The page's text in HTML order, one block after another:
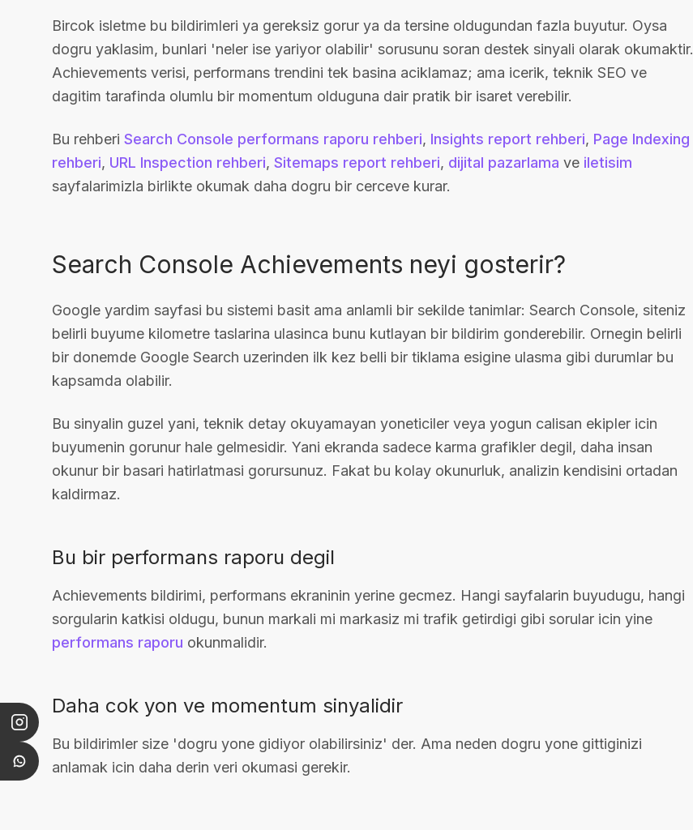
Bircok isletme bu bildirimleri ya gereksiz gorur ya da tersine oldugundan fazla buyutur. Oysa
dogru yaklasim, bunlari 'neler ise yariyor olabilir' sorusunu soran destek sinyali olarak okumaktir.
Achievements verisi, performans trendini tek basina aciklamaz; ama icerik, teknik SEO ve
dagitim tarafinda olumlu bir momentum olduguna dair pratik bir isaret verebilir.
Bu rehberi Search Console performans raporu rehberi, Insights report rehberi, Page Indexing
rehberi, URL Inspection rehberi, Sitemaps report rehberi, dijital pazarlama ve iletisim
sayfalarimizla birlikte okumak daha dogru bir cerceve kurar.
Search Console Achievements neyi gosterir?
Google yardim sayfasi bu sistemi basit ama anlamli bir sekilde tanimlar: Search Console, siteniz
belirli buyume kilometre taslarina ulasinca bunu kutlayan bir bildirim gonderebilir. Ornegin belirli
bir donemde Google Search uzerinden ilk kez belli bir tiklama esigine ulasma gibi durumlar bu
kapsamda olabilir.
Bu sinyalin guzel yani, teknik detay okuyamayan yoneticiler veya yogun calisan ekipler icin
buyumenin gorunur hale gelmesidir. Yani ekranda sadece karma grafikler degil, daha insan
okunur bir basari hatirlatmasi gorursunuz. Fakat bu kolay okunurluk, analizin kendisini ortadan
kaldirmaz.
Bu bir performans raporu degil
Achievements bildirimi, performans ekraninin yerine gecmez. Hangi sayfalarin buyudugu, hangi
sorgularin katkisi oldugu, bunun markali mi markasiz mi trafik getirdigi gibi sorular icin yine
performans raporu okunmalidir.
Daha cok yon ve momentum sinyalidir
Bu bildirimler size 'dogru yone gidiyor olabilirsiniz' der. Ama neden dogru yone gittiginizi
anlamak icin daha derin veri okumasi gerekir.